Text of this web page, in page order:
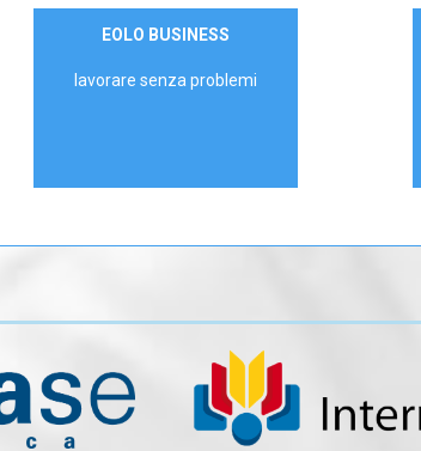
ContattaciEOLO BUSINESS
lavorare senza problemi